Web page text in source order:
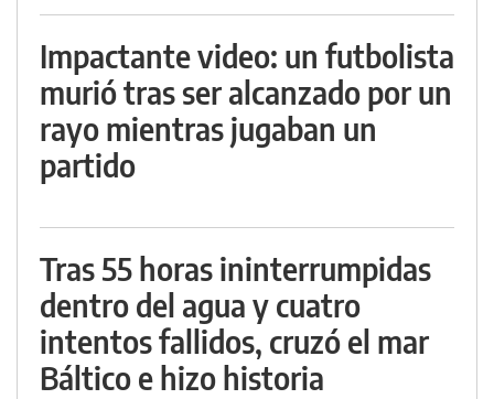
Impactante video: un futbolista
murió tras ser alcanzado por un
rayo mientras jugaban un
partido
Tras 55 horas ininterrumpidas
dentro del agua y cuatro
intentos fallidos, cruzó el mar
Báltico e hizo historia